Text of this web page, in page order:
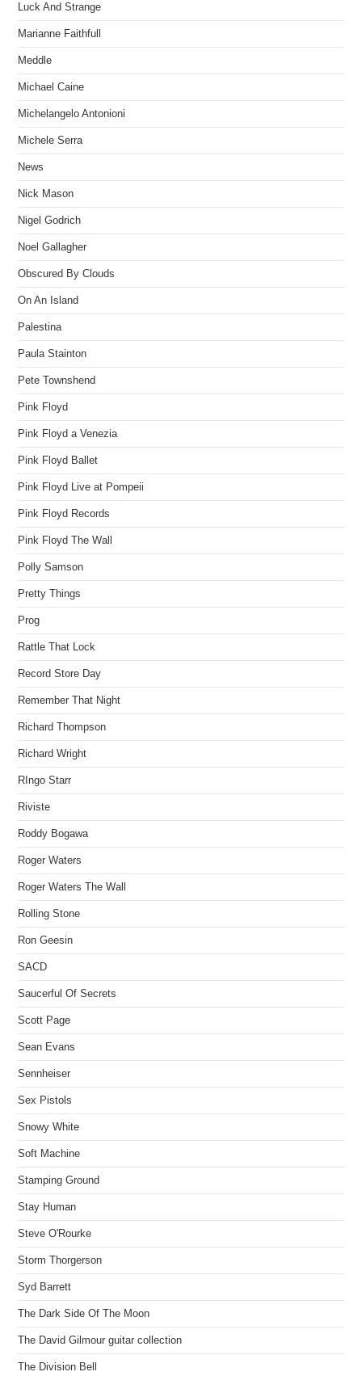
Luck And Strange
Marianne Faithfull
Meddle
Michael Caine
Michelangelo Antonioni
Michele Serra
News
Nick Mason
Nigel Godrich
Noel Gallagher
Obscured By Clouds
On An Island
Palestina
Paula Stainton
Pete Townshend
Pink Floyd
Pink Floyd a Venezia
Pink Floyd Ballet
Pink Floyd Live at Pompeii
Pink Floyd Records
Pink Floyd The Wall
Polly Samson
Pretty Things
Prog
Rattle That Lock
Record Store Day
Remember That Night
Richard Thompson
Richard Wright
RIngo Starr
Riviste
Roddy Bogawa
Roger Waters
Roger Waters The Wall
Rolling Stone
Ron Geesin
SACD
Saucerful Of Secrets
Scott Page
Sean Evans
Sennheiser
Sex Pistols
Snowy White
Soft Machine
Stamping Ground
Stay Human
Steve O'Rourke
Storm Thorgerson
Syd Barrett
The Dark Side Of The Moon
The David Gilmour guitar collection
The Division Bell